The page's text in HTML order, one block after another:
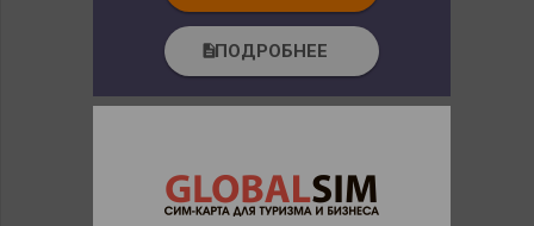
descriptionПОДРОБНЕЕ